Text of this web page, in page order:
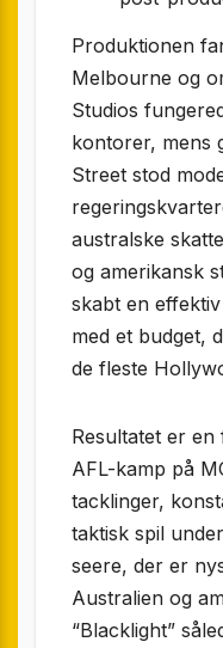
Produktionen
Melbourne og
Studios
kontorer, mens
Street stod
australske
og amerikansk
skabt en effektiv
med et budget,
de fleste
Resultatet er en
AFL-kamp på
tacklinger,
taktisk spil
seere, der er
Australien og
“Blacklight”